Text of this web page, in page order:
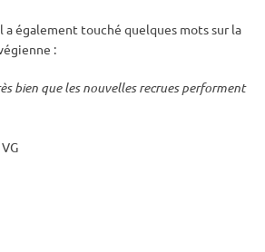
a également touché quelques mots sur la
:
bien que les nouvelles recrues performent